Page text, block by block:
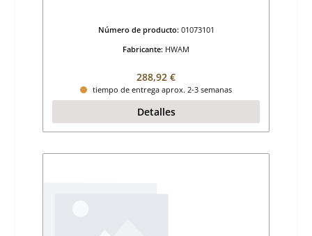
Número de producto: 01073101
Fabricante: HWAM
Precio normal:
288,92 €
tiempo de entrega aprox. 2-3 semanas
Detalles